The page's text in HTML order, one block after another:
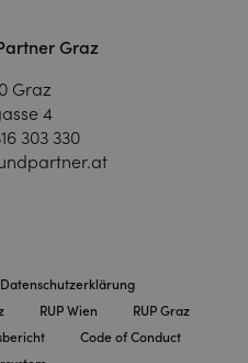
Graz
Graz
4
303 330
Datenschutzerklärung
RUP Wien
RUP Graz
Code of Conduct